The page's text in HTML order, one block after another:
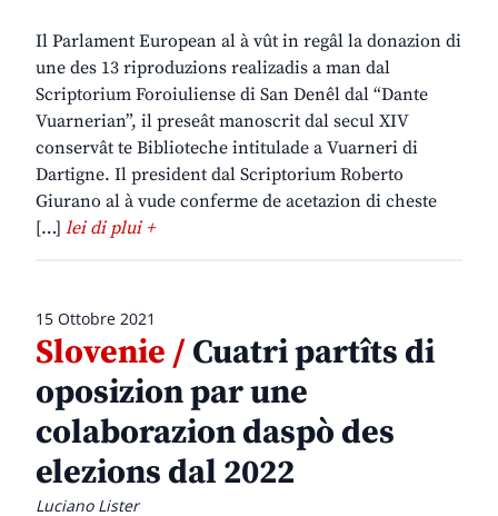
Il Parlament European al à vût in regâl la donazion di
une des 13 riproduzions realizadis a man dal
Scriptorium Foroiuliense di San Denêl dal “Dante
Vuarnerian”, il preseât manoscrit dal secul XIV
conservât te Biblioteche intitulade a Vuarneri di
Dartigne. Il president dal Scriptorium Roberto
Giurano al à vude conferme de acetazion di cheste
[…] lei di plui +
15 Ottobre 2021
Slovenie /Cuatri partîts di
oposizion par une
colaborazion daspò des
elezions dal 2022
Luciano Lister